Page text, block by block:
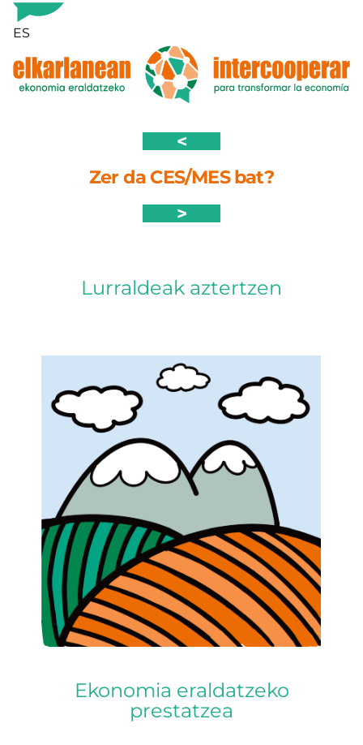
Zoaz
edukira
ES
<
Zer da CES/MES bat?
>
Lurraldeak aztertzen
Ekonomia eraldatzeko
prestatzea